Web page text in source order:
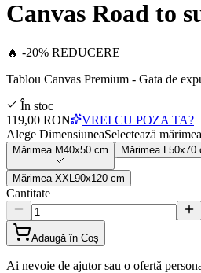
Canvas Road to
🔥 -20% REDUCERE
Tablou Canvas Premium - Gata de
În stoc
119,00 RON
VREI CU POZA TA?
Alege DimensiuneaSelectează
Mărimea M40x50 cm Mărimea 50x70
Mărimea XXL 90x120 cm
Cantitate
Adaugă în Coș
Ai nevoie de ajutor sau o ofertă